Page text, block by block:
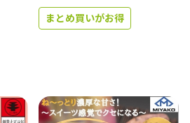
まとめ買いがお得